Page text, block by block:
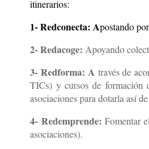
itinerarios:
1- Redconecta: Apostando
2- Redacoge: Apoyando
3- Redforma: A través de
TICs) y cursos de formación
asociaciones para dotarla así
4- Redemprende: Fomentar
asociaciones).